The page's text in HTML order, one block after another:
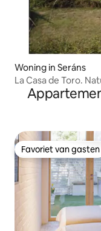
Woning in Seráns
La Casa de Toro.
Favoriet van gasten
Favoriet van gasten